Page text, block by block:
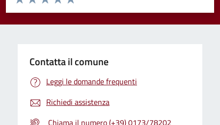
Valuta 5 stelle su 5
Valuta 4 stelle su 5
Valuta 3 stelle su 5
Valuta 2 stelle su 5
Valuta 1 stelle su 5
Contatta il comune
Leggi le domande frequenti
Richiedi assistenza
Chiama il numero (+39) 0173/78202